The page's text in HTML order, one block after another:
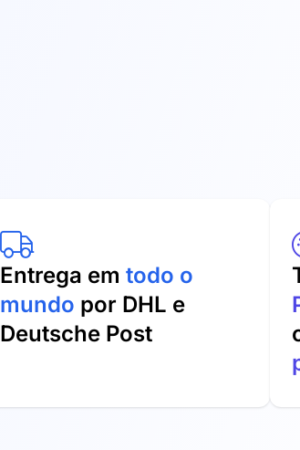
Entrega em todo o
mundo por DHL e
Deutsche Post